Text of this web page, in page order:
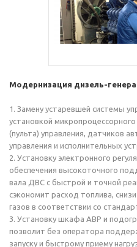
Модернизация дизель-
1. Замену устаревшей системы
установкой
(пульта) управления, датчиков
управления и исполнительных
2. Установку электронного
обеспечения высокоточного
вала ДВС с быстрой и точной
сэкономит расход топлива,
газов в соответствии со
3. Установку шкафа АВР и
позволит без оператора
запуску и быстрому приему